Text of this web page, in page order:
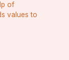
of
values to